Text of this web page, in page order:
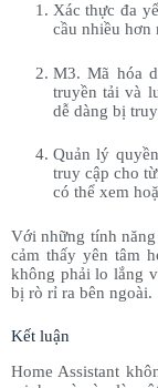
Xác thực đa
cầu nhiều hơn
M3. Mã hóa
truyền tải và
dễ dàng bị
Quản lý
truy cập cho
có thể xem
Với những tính
cảm thấy yên tâm
không phải lo lắng
bị rò rỉ ra bên ngoài.
Kết luận
Home Assistant